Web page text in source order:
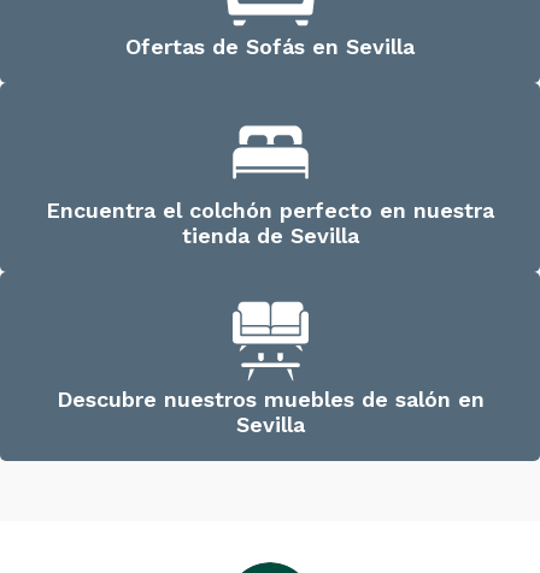
Ofertas de Sofás en Sevilla
Encuentra el colchón perfecto en nuestra
tienda de Sevilla
Descubre nuestros muebles de salón en
Sevilla